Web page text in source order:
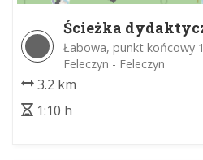
Ścieżka
Łabowa, punkt końcowy
Feleczyn - Feleczyn
3.2 km
1:10 h